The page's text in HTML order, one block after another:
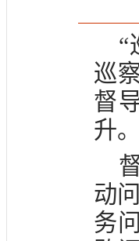
“
巡
督
升。
动
务